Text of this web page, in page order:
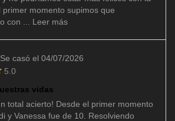
primer momento supimos que
con ... Leer más
Se casó el 04/07/2026
5.0
vidas
total acierto! Desde el primer momento
y Vanessa fue de 10. Resolviendo